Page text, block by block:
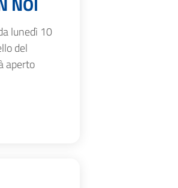
lunedì 10
del
aperto